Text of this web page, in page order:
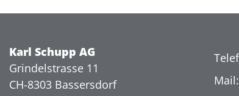
Karl Schupp AG
Grindelstrasse 11
CH-8303 Bassersdorf